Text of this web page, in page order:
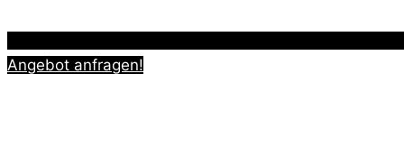
Angebot anfragen!